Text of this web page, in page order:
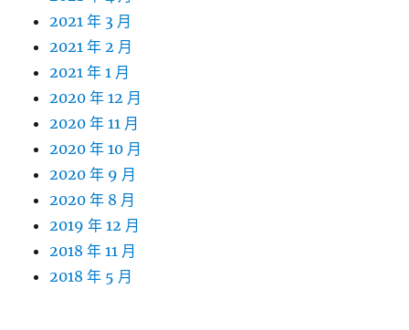
2021 年 3 月
2021 年 2 月
2021 年 1 月
2020 年 12 月
2020 年 11 月
2020 年 10 月
2020 年 9 月
2020 年 8 月
2019 年 12 月
2018 年 11 月
2018 年 5 月